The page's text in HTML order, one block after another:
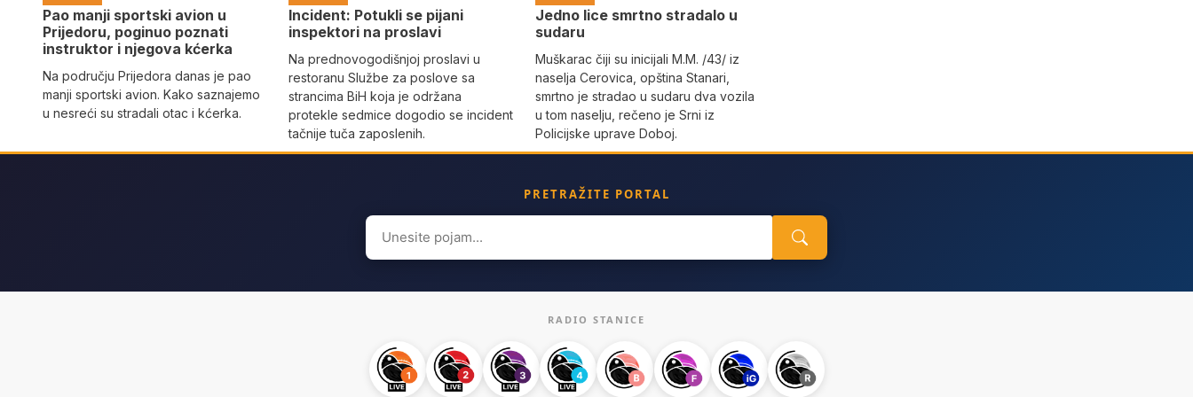
Pao manji sportski avion u
Prijedoru, poginuo poznati
instruktor i njegova kćerka
Na području Prijedora danas je pao
manji sportski avion. Kako saznajemo
u nesreći su stradali otac i kćerka.
Incident: Potukli se pijani
inspektori na proslavi
Na prednovogodišnjoj proslavi u
restoranu Službe za poslove sa
strancima BiH koja je održana
protekle sedmice dogodio se incident
tačnije tuča zaposlenih.
Јedno lice smrtno stradalo u
sudaru
Muškarac čiji su inicijali M.M. /43/ iz
naselja Cerovica, opština Stanari,
smrtno je stradao u sudaru dva vozila
u tom naselju, rečeno je Srni iz
Policijske uprave Doboj.
PRETRAŽITE PORTAL
Search
for:
RADIO STANICE